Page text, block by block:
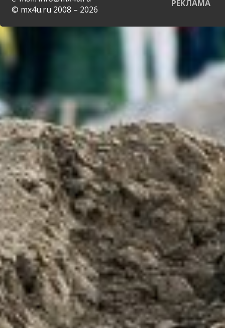
© mx4u.ru 2008 – 2026
РЕКЛАМА